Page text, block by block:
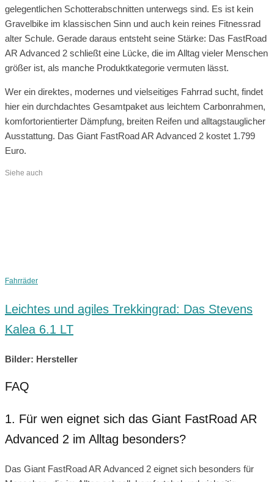
gelegentlichen Schotterabschnitten unterwegs sind. Es ist kein
Gravelbike im klassischen Sinn und auch kein reines Fitnessrad
alter Schule. Gerade daraus entsteht seine Stärke: Das FastRoad
AR Advanced 2 schließt eine Lücke, die im Alltag vieler Menschen
größer ist, als manche Produktkategorie vermuten lässt.
Wer ein direktes, modernes und vielseitiges Fahrrad sucht, findet
hier ein durchdachtes Gesamtpaket aus leichtem Carbonrahmen,
komfortorientierter Dämpfung, breiten Reifen und alltagstauglicher
Ausstattung. Das Giant FastRoad AR Advanced 2 kostet 1.799
Euro.
Siehe auch
Fahrräder
Leichtes und agiles Trekkingrad: Das Stevens
Kalea 6.1 LT
Bilder: Hersteller
FAQ
1. Für wen eignet sich das Giant FastRoad AR
Advanced 2 im Alltag besonders?
Das Giant FastRoad AR Advanced 2 eignet sich besonders für